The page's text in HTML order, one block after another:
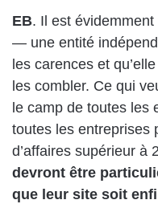
EB. Il est évidemment
— une entité
les carences et
les combler. Ce qui
le camp de toutes les
toutes les entreprises
d’affaires supérieur à
devront être
que leur site soit